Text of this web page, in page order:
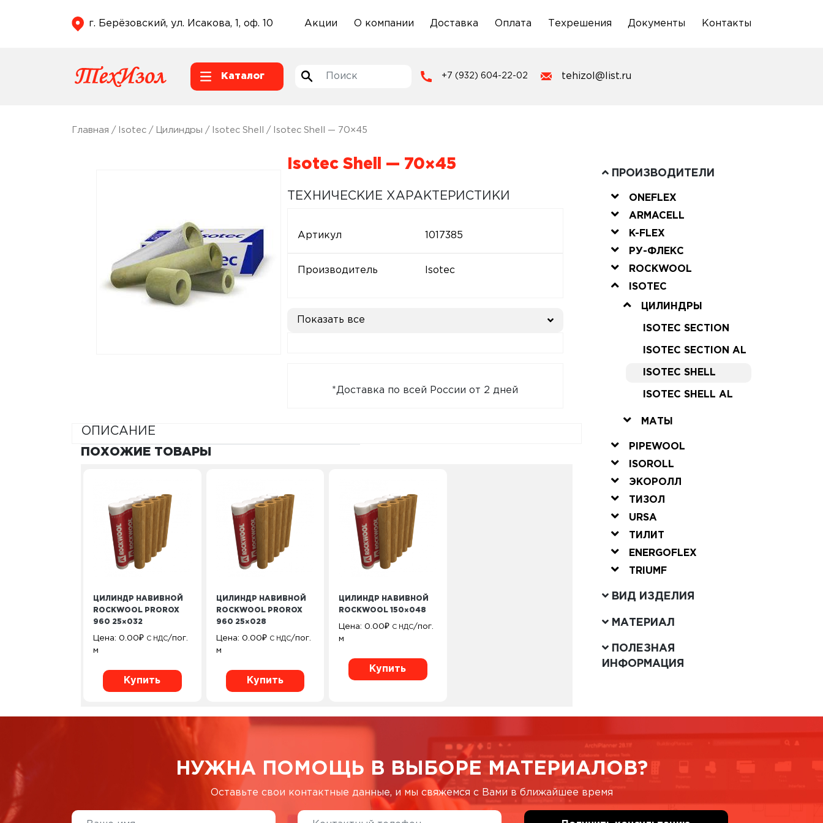
г. Берёзовский, ул. Исакова, 1, оф. 10 Акции О компании Доставка Оплата Техрешения Документы Контакты
Каталог +7 (932) 604-22-02 tehizol@list.ru
Главная / Isotec / Цилиндры / Isotec Shell / Isotec Shell — 70×45
Isotec Shell — 70×45
ТЕХНИЧЕСКИЕ ХАРАКТЕРИСТИКИ
Артикул 1017385
Производитель Isotec
Показать все
*Доставка по всей России от 2 дней
ОПИСАНИЕ
ПОХОЖИЕ ТОВАРЫ
ЦИЛИНДР НАВИВНОЙ
ROCKWOOL PROROX
960 25×032
Цена: 0.00₽ С НДС/пог.
м
Купить
ЦИЛИНДР НАВИВНОЙ
ROCKWOOL PROROX
960 25×028
Цена: 0.00₽ С НДС/пог.
м
Купить
ЦИЛИНДР НАВИВНОЙ
ROCKWOOL 150×048
Цена:0.00₽ С НДС/пог.
м
Купить
ПРОИЗВОДИТЕЛИ
ONEFLEX
ARMACELL
K-FLEX
РУ-ФЛЕКС
ROCKWOOL
ISOTEC
ЦИЛИНДРЫ
ISOTEC SECTION
ISOTEC SECTION AL
ISOTEC SHELL
ISOTEC SHELL AL
МАТЫ
PIPEWOOL
ISOROLL
ЭКОРОЛЛ
ТИЗОЛ
URSA
ТИЛИТ
ENERGOFLEX
TRIUMF
ВИД ИЗДЕЛИЯ
МАТЕРИАЛ
ПОЛЕЗНАЯ
ИНФОРМАЦИЯ
НУЖНА ПОМОЩЬ В ВЫБОРЕ МАТЕРИАЛОВ?
Оставьте свои контактные данные, и мы свяжемся с Вами в ближайшее время